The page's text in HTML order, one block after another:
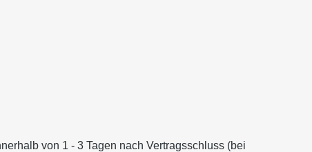
von 1 - 3 Tagen nach Vertragsschluss (bei